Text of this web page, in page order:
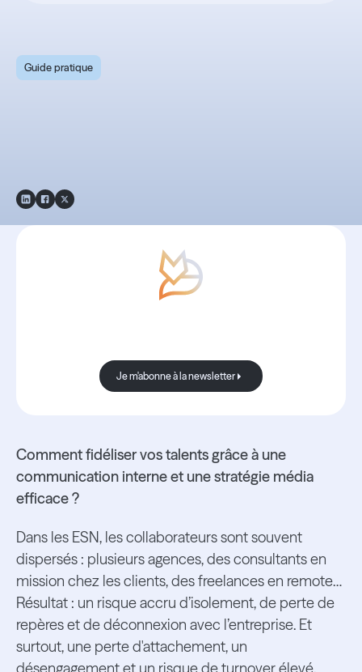
Guide pratique
Je m'abonne à la newsletter
Je m'abonne à la newsletter
Comment fidéliser vos talents grâce à une
communication interne et une stratégie média
efficace ?
Dans les ESN, les collaborateurs sont souvent
dispersés : plusieurs agences, des consultants en
mission chez les clients, des freelances en remote…
Résultat : un risque accru d’isolement, de perte de
repères et de déconnexion avec l’entreprise. Et
surtout, une perte d'attachement, un
désengagement et un risque de turnover élevé.